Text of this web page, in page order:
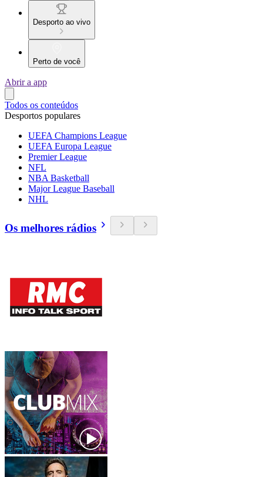
Desporto ao vivo
Perto de você
Abrir a app
Todos os conteúdos
Desportos populares
UEFA Champions League
UEFA Europa League
Premier League
NFL
NBA Basketball
Major League Baseball
NHL
Os melhores rádios